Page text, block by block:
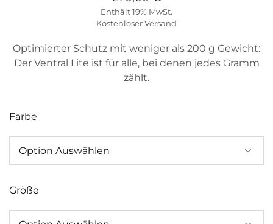
Enthält 19% MwSt.
Kostenloser Versand
Optimierter Schutz mit weniger als 200 g Gewicht:
Der Ventral Lite ist für alle, bei denen jedes Gramm
zählt.
Farbe
Größe